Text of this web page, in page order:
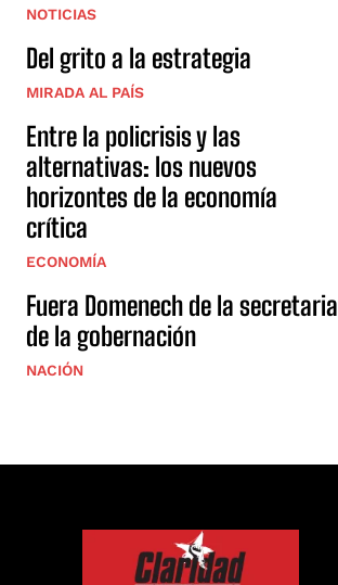
NOTICIAS
Del grito a la estrategia
MIRADA AL PAÍS
Entre la policrisis y las
alternativas: los nuevos
horizontes de la economía
crítica
ECONOMÍA
Fuera Domenech de la secretaria
de la gobernación
NACIÓN